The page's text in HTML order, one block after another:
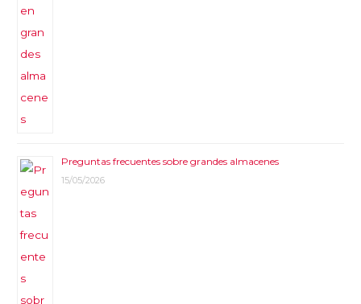
Preguntas frecuentes sobre grandes almacenes
15/05/2026